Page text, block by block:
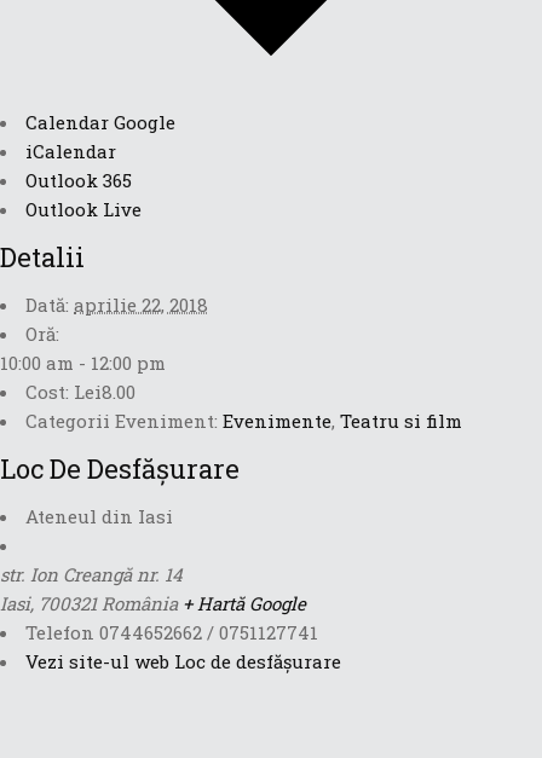
Calendar Google
iCalendar
Outlook 365
Outlook Live
Detalii
Dată: aprilie 22, 2018
Oră:
10:00 am - 12:00 pm
Cost: Lei8.00
Categorii Eveniment: Evenimente, Teatru si film
Loc De Desfășurare
Ateneul din Iasi
str. Ion Creangă nr. 14
Iasi, 700321 România + Hartă Google
Telefon 0744652662 / 0751127741
Vezi site-ul web Loc de desfășurare